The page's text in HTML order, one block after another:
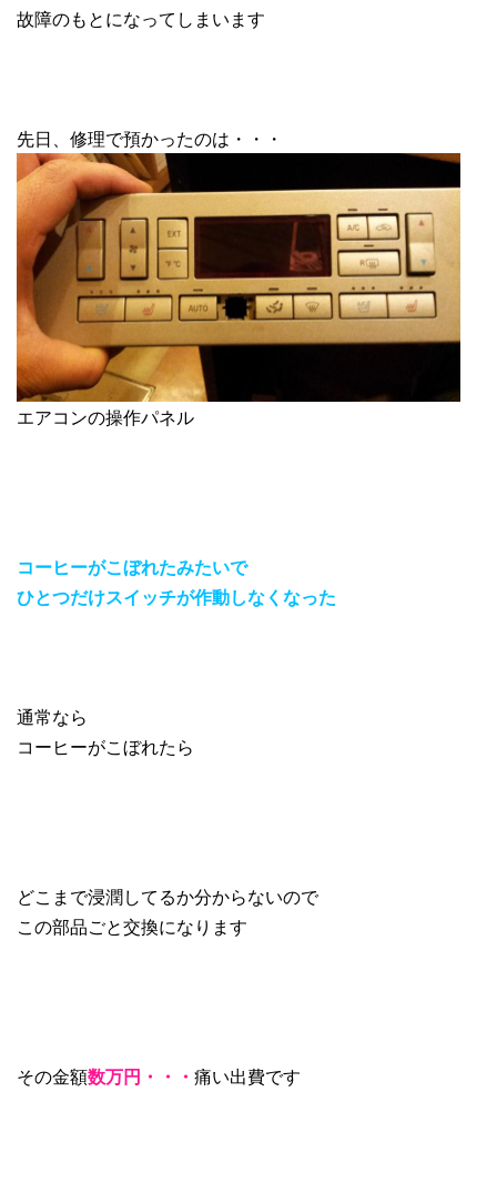
故障のもとになってしまいます
先日、修理で預かったのは・・・
エアコンの操作パネル
コーヒーがこぼれたみたいで
ひとつだけスイッチが作動しなくなった
通常なら
コーヒーがこぼれたら
どこまで浸潤してるか分からないので
この部品ごと交換になります
その金額数万円・・・ 痛い出費です